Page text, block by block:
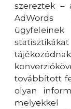
szereztek –
AdWords
továbbított
olyan